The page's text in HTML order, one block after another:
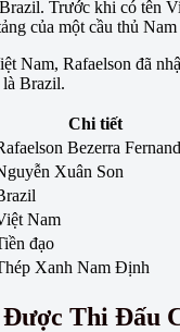
Trước khi có tên
của một cầu thủ
Nam, Rafaelson đã
là Brazil.
Chi tiết
Bezerra
Xuân Son
Nam
đạo
Xanh Nam Định
Được Thi Đấu